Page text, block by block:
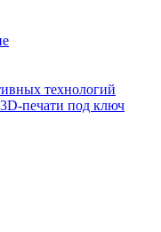
технологий
печати под ключ